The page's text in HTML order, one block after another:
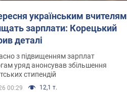
українським вчителям
зарплати: Корецький
деталі
з підвищенням зарплат
уряд анонсував збільшення
стипендій
00:29 12,1 т.